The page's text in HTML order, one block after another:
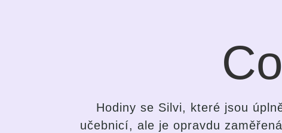
Po krátké době jsem pochopila
pokusům se naučit anglický